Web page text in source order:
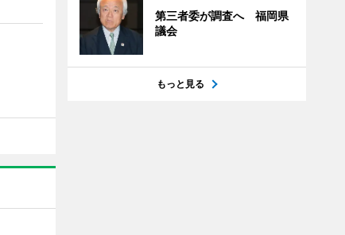
第三者委が調査へ 福岡県
議会
もっと見る